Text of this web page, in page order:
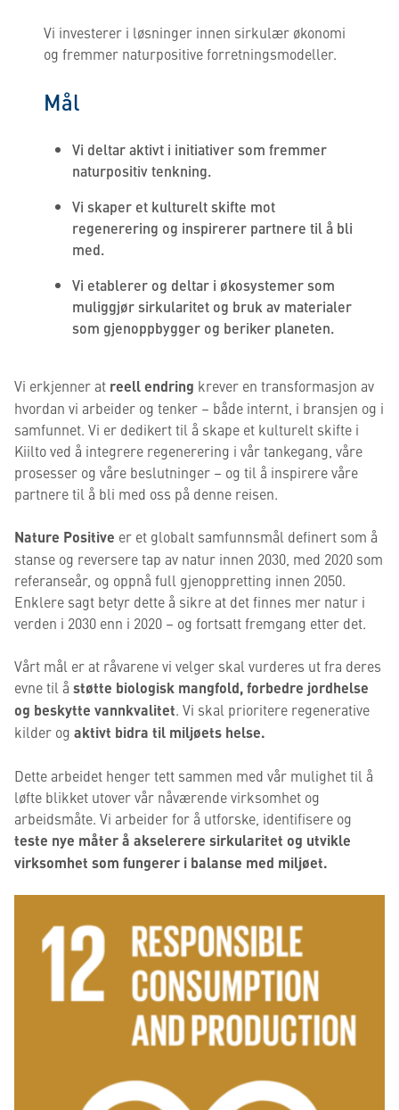
Vi investerer i løsninger innen sirkulær økonomi
og fremmer naturpositive forretningsmodeller.
Mål
Vi deltar aktivt i initiativer som fremmer
naturpositiv tenkning.
Vi skaper et kulturelt skifte mot
regenerering og inspirerer partnere til å bli
med.
Vi etablerer og deltar i økosystemer som
muliggjør sirkularitet og bruk av materialer
som gjenoppbygger og beriker planeten.
Vi erkjenner at reell endring krever en transformasjon av
hvordan vi arbeider og tenker – både internt, i bransjen og i
samfunnet. Vi er dedikert til å skape et kulturelt skifte i
Kiilto ved å integrere regenerering i vår tankegang, våre
prosesser og våre beslutninger – og til å inspirere våre
partnere til å bli med oss på denne reisen.
Nature Positive er et globalt samfunnsmål definert som å
stanse og reversere tap av natur innen 2030, med 2020 som
referanseår, og oppnå full gjenoppretting innen 2050.
Enklere sagt betyr dette å sikre at det finnes mer natur i
verden i 2030 enn i 2020 – og fortsatt fremgang etter det.
Vårt mål er at råvarene vi velger skal vurderes ut fra deres
evne til å støtte biologisk mangfold, forbedre jordhelse
og beskytte vannkvalitet. Vi skal prioritere regenerative
kilder og aktivt bidra til miljøets helse.
Dette arbeidet henger tett sammen med vår mulighet til å
løfte blikket utover vår nåværende virksomhet og
arbeidsmåte. Vi arbeider for å utforske, identifisere og
teste nye måter å akselerere sirkularitet og utvikle
virksomhet som fungerer i balanse med miljøet.